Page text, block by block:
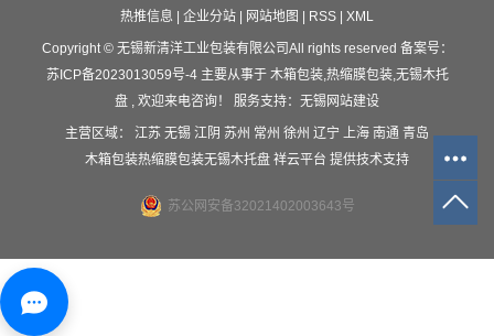
热推信息 企业分站 网站地图 RSS XML
Copyright © 无锡新清洋工业包装有限公司All rights reserved 备案号：
苏ICP备2023013059号-4主要从事于 木箱包装,热缩膜包装,无锡木托
盘 , 欢迎来电咨询！ 服务支持： 无锡网站建设
主营区域： 江苏 无锡 江阴 苏州 常州 徐州 辽宁 上海 南通 青岛
木箱包装热缩膜包装无锡木托盘 祥云平台 提供技术支持
苏公网安备32021402003643号